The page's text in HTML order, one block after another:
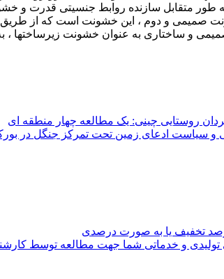
طور متقابل سازنده روابط جنسیتی قدرت و
و دوم ، این خشونت است که از طریق
و ساختاری به عنوان خشونت زیرساختها ،
روستایی چینی: یک مطالعه چهار منطقه ای
و سیاست ادعای زمین تحت تمرکز جنگل در
تخفیف یا به صورت درصدی
تولیدی و خدماتی شما جهت مطالعه توسط